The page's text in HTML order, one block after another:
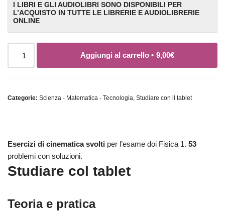
I LIBRI E GLI AUDIOLIBRI SONO DISPONIBILI PER
L’ACQUISTO IN TUTTE LE LIBRERIE E AUDIOLIBRERIE
ONLINE
Aggiungi al carrello • 9,00€
Categorie: Scienza - Matematica - Tecnologia, Studiare con il tablet
Esercizi di cinematica svolti per l’esame doi Fisica 1. 53
problemi con soluzioni.
Studiare col tablet
Teoria e pratica